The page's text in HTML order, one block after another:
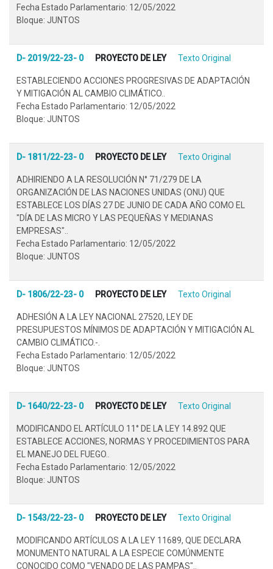
Fecha Estado Parlamentario: 12/05/2022
Bloque: JUNTOS
D- 2019/22-23- 0 PROYECTO DE LEY Texto Original
ESTABLECIENDO ACCIONES PROGRESIVAS DE ADAPTACIÓN
Y MITIGACIÓN AL CAMBIO CLIMÁTICO..
Fecha Estado Parlamentario: 12/05/2022
Bloque: JUNTOS
D- 1811/22-23- 0 PROYECTO DE LEY Texto Original
ADHIRIENDO A LA RESOLUCIÓN N° 71/279 DE LA
ORGANIZACIÓN DE LAS NACIONES UNIDAS (ONU) QUE
ESTABLECE LOS DÍAS 27 DE JUNIO DE CADA AÑO COMO EL
"DÍA DE LAS MICRO Y LAS PEQUEÑAS Y MEDIANAS
EMPRESAS"..
Fecha Estado Parlamentario: 12/05/2022
Bloque: JUNTOS
D- 1806/22-23- 0 PROYECTO DE LEY Texto Original
ADHESIÓN A LA LEY NACIONAL 27520, LEY DE
PRESUPUESTOS MÍNIMOS DE ADAPTACIÓN Y MITIGACIÓN AL
CAMBIO CLIMÁTICO.-.
Fecha Estado Parlamentario: 12/05/2022
Bloque: JUNTOS
D- 1640/22-23- 0 PROYECTO DE LEY Texto Original
MODIFICANDO EL ARTÍCULO 11° DE LA LEY 14.892 QUE
ESTABLECE ACCIONES, NORMAS Y PROCEDIMIENTOS PARA
EL MANEJO DEL FUEGO..
Fecha Estado Parlamentario: 12/05/2022
Bloque: JUNTOS
D- 1543/22-23- 0 PROYECTO DE LEY Texto Original
MODIFICANDO ARTÍCULOS A LA LEY 11689, QUE DECLARA
MONUMENTO NATURAL A LA ESPECIE COMÚNMENTE
CONOCIDO COMO "VENADO DE LAS PAMPAS"..